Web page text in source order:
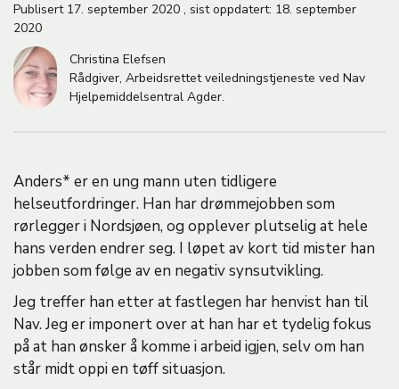
Publisert 17. september 2020 , sist oppdatert: 18. september
2020
Christina Elefsen
Rådgiver, Arbeidsrettet veiledningstjeneste ved Nav
Hjelpemiddelsentral Agder.
Anders* er en ung mann uten tidligere
helseutfordringer. Han har drømmejobben som
rørlegger i Nordsjøen, og opplever plutselig at hele
hans verden endrer seg. I løpet av kort tid mister han
jobben som følge av en negativ synsutvikling.
Jeg treffer han etter at fastlegen har henvist han til
Nav. Jeg er imponert over at han har et tydelig fokus
på at han ønsker å komme i arbeid igjen, selv om han
står midt oppi en tøff situasjon.